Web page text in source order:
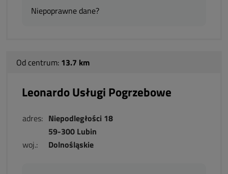
Niepoprawne dane?
Od centrum: 13.7 km
Leonardo Usługi Pogrzebowe
adres: Niepodległości 18
59-300 Lubin
woj.:
Dolnośląskie